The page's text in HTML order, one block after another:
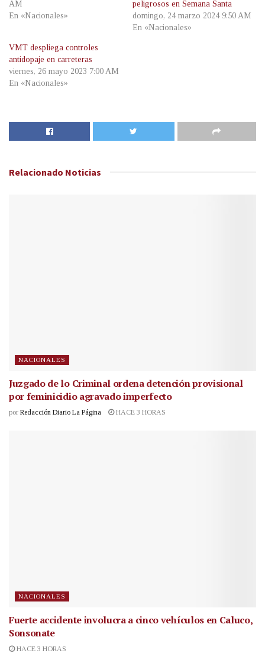
AM
En «Nacionales»
peligrosos en Semana Santa
domingo, 24 marzo 2024 9:50 AM
En «Nacionales»
VMT despliega controles
antidopaje en carreteras
viernes, 26 mayo 2023 7:00 AM
En «Nacionales»
Relacionado Noticias
NACIONALES
Juzgado de lo Criminal ordena detención provisional
por feminicidio agravado imperfecto
por Redacción Diario La Página HACE 3 HORAS
NACIONALES
Fuerte accidente involucra a cinco vehículos en Caluco,
Sonsonate
HACE 3 HORAS